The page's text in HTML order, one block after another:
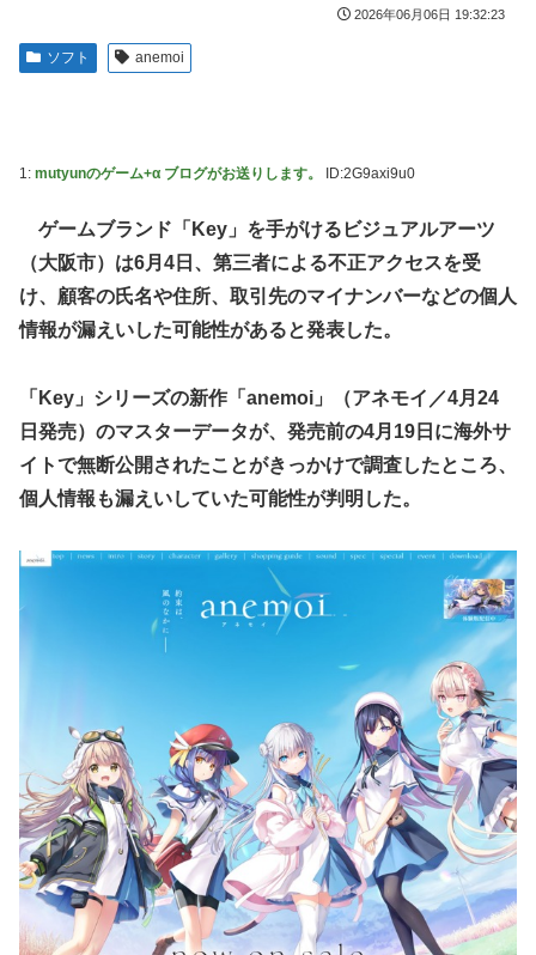
【デレマス】 凛「なにこれ、蒼穹のファフナー？」モバ
P「資料だから見といてくれ」
得られない栄養素はある
載決定ｗｗｗｗｗｗｗｗｗｗｗｗｗｗｗｗｗｗｗｗｗ
【動画】ブラジルの女子フットサル選手が極悪すぎて5年間
の出場停止処分に。
【ウマ娘】セイちゃんの攻撃力を見よ！！！
とーーーーーーーーにおもんない！！！！」→炎上
海外「全部日本の真似だったのか…」 日本の普通のテレビ
番組が最新SNSの数十年先を行っていたと話題に
【グラブル】ドライブバーストが初めて映像化された時の衝
【名探偵プリキュア】1QのIP売上は15億円 過去3期との比
較と通期95億円計画を解説
【遊戯王】なんか「ウィッチクラフト」の新規いるけど強い
【衝撃動画】トラック事故で車がミンチになった男性、とん
でもない姿で発見される…怖すぎる…
【ハコヅメ】 第6話 感想 誰よりも早く！【～交番女子の逆
襲～】
やる夫「催眠アプリを手に入れたんだけど……これ必要だっ
た？」 第29話
【画像】日本ってなんでここ埋め立てないの？
休日に甥っ子をアポなし託児を押し付けてきた兄嫁！「テレ
テレビ大好き高齢者の｢テレビ離れ｣が始まった…
【画像】日本のセクシー過ぎる女性犯罪者一覧が冗談抜きに
2027年WNBAドラフトの適性を宣言 一部コーチによる
WNBA男性参加の声明を受け
【朗報】「あの椅子カバー」のカプセルトイ、爆誕。自宅や
職場をパチンコ屋にしちゃおうｗｗｗ
2026年06月06日 19:32:23
ソフト anemoi
1: mutyunのゲーム+α ブログがお送りします。 ID:2G9axi9u0
ゲームブランド「Key」を手がけるビジュアルアーツ
（大阪市）は6月4日、第三者による不正アクセスを受
け、顧客の氏名や住所、取引先のマイナンバーなどの個人
情報が漏えいした可能性があると発表した。
「Key」シリーズの新作「anemoi」（アネモイ／4月24
日発売）のマスターデータが、発売前の4月19日に海外サ
イトで無断公開されたことがきっかけで調査したところ、
個人情報も漏えいしていた可能性が判明した。